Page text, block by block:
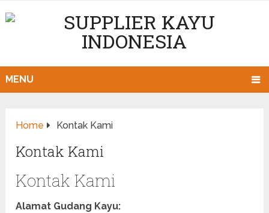
MENU
Home Kontak Kami
Kontak Kami
Kontak Kami
Alamat Gudang Kayu: